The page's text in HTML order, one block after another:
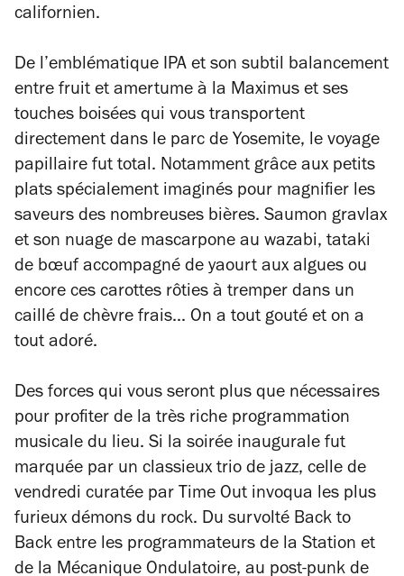
californien.
De l’emblématique IPA et son subtil balancement
entre fruit et amertume à la Maximus et ses
touches boisées qui vous transportent
directement dans le parc de Yosemite, le voyage
papillaire fut total. Notamment grâce aux petits
plats spécialement imaginés pour magnifier les
saveurs des nombreuses bières. Saumon gravlax
et son nuage de mascarpone au wazabi, tataki
de bœuf accompagné de yaourt aux algues ou
encore ces carottes rôties à tremper dans un
caillé de chèvre frais... On a tout gouté et on a
tout adoré.
Des forces qui vous seront plus que nécessaires
pour profiter de la très riche programmation
musicale du lieu. Si la soirée inaugurale fut
marquée par un classieux trio de jazz, celle de
vendredi curatée par Time Out invoqua les plus
furieux démons du rock. Du survolté Back to
Back entre les programmateurs de la Station et
de la Mécanique Ondulatoire, au post-punk de